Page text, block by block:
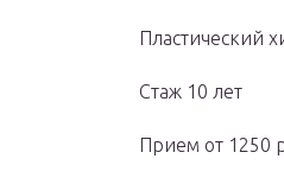
Пластический
Стаж 10 лет
Прием от 1250